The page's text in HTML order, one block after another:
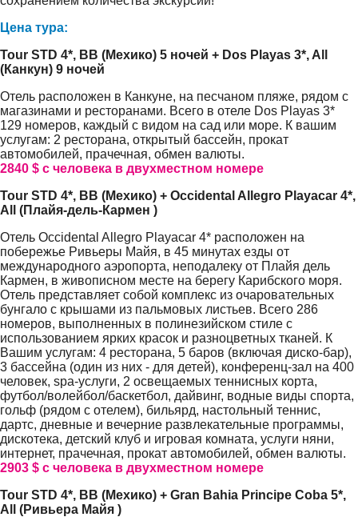
Цена тура:
Tour STD 4*, BB (Мехико) 5 ночей + Dos Playas 3*, All
(Канкун) 9 ночей
Отель расположен в Канкуне, на песчаном пляже, рядом с
магазинами и ресторанами. Всего в отеле Dos Playas 3*
129 номеров, каждый с видом на сад или море. К вашим
услугам: 2 ресторана, открытый бассейн, прокат
автомобилей, прачечная, обмен валюты.
2840 $ с человека в двухместном номере
Tour STD 4*, BB (Мехико) + Occidental Allegro Playacar 4*,
All (Плайя-дель-Кармен )
Отель Occidental Allegro Playacar 4* расположен на
побережье Ривьеры Майя, в 45 минутах езды от
международного аэропорта, неподалеку от Плайя дель
Кармен, в живописном месте на берегу Карибского моря.
Отель представляет собой комплекс из очаровательных
бунгало с крышами из пальмовых листьев. Всего 286
номеров, выполненных в полинезийском стиле с
использованием ярких красок и разноцветных тканей. К
Вашим услугам: 4 ресторана, 5 баров (включая диско-бар),
3 бассейна (один из них - для детей), конференц-зал на 400
человек, spa-услуги, 2 освещаемых теннисных корта,
футбол/волейбол/баскетбол, дайвинг, водные виды спорта,
гольф (рядом с отелем), бильярд, настольный теннис,
дартс, дневные и вечерние развлекательные программы,
дискотека, детский клуб и игровая комната, услуги няни,
интернет, прачечная, прокат автомобилей, обмен валюты.
2903 $ с человека в двухместном номере
Tour STD 4*, BB (Мехико) + Gran Bahia Principe Coba 5*,
All (Ривьера Майя )